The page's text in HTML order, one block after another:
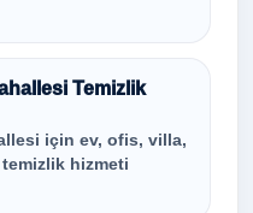
Temizlik
için ev, ofis, villa,
hizmeti